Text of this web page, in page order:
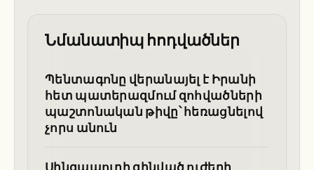
Նմանատիպ հոդվածներ
Պենտագոնը վերանայել է Իրանի
հետ պատերազմում զոհվածների
պաշտոնական թիվը՝ հեռացնելով
չորս անուն